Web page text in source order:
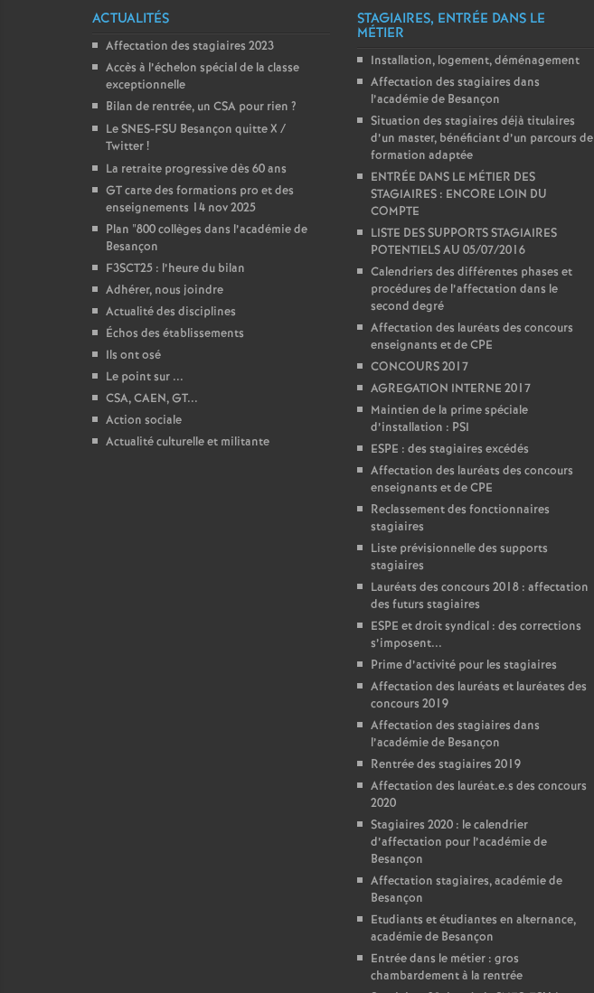
s
d
e
S
e
c
o
n
d
d
e
g
r
é
O
r
l
é
a
n
s
ACTUALITÉS
Affectation des stagiaires 2023
Accès à l’échelon spécial de la classe
exceptionnelle
Bilan de rentrée, un CSA pour rien ?
Le SNES-FSU Besançon quitte X /
Twitter!
La retraite progressive dès 60 ans
GT carte des formations pro et des
enseignements 14 nov 2025
Plan "800 collèges dans l’académie de
Besançon
F3SCT25 : l’heure du bilan
Adhérer, nous joindre
Actualité des disciplines
Échos des établissements
Ils ont osé
Le point sur ...
CSA, CAEN, GT...
Action sociale
Actualité culturelle et militante
STAGIAIRES, ENTRÉE DANS LE
MÉTIER
Installation, logement, déménagement
Affectation des stagiaires dans
l’académie de Besançon
Situation des stagiaires déjà titulaires
d’un master, bénéficiant d’un parcours de
formation adaptée
ENTRÉE DANS LE MÉTIER DES
STAGIAIRES : ENCORE LOIN DU
COMPTE
LISTE DES SUPPORTS STAGIAIRES
POTENTIELS AU 05/07/2016
Calendriers des différentes phases et
procédures de l’affectation dans le
second degré
Affectation des lauréats des concours
enseignants et de CPE
CONCOURS 2017
AGREGATION INTERNE 2017
Maintien de la prime spéciale
d’installation : PSI
ESPE : des stagiaires excédés
Affectation des lauréats des concours
enseignants et de CPE
Reclassement des fonctionnaires
stagiaires
Liste prévisionnelle des supports
stagiaires
Lauréats des concours 2018 : affectation
des futurs stagiaires
ESPE et droit syndical : des corrections
s’imposent...
Prime d’activité pour les stagiaires
Affectation des lauréats et lauréates des
concours 2019
Affectation des stagiaires dans
l’académie de Besançon
Rentrée des stagiaires 2019
Affectation des lauréat.e.s des concours
2020
Stagiaires 2020 : le calendrier
d’affectation pour l’académie de
Besançon
Affectation stagiaires, académie de
Besançon
Etudiants et étudiantes en alternance,
académie de Besançon
Entrée dans le métier : gros
chambardement à la rentrée